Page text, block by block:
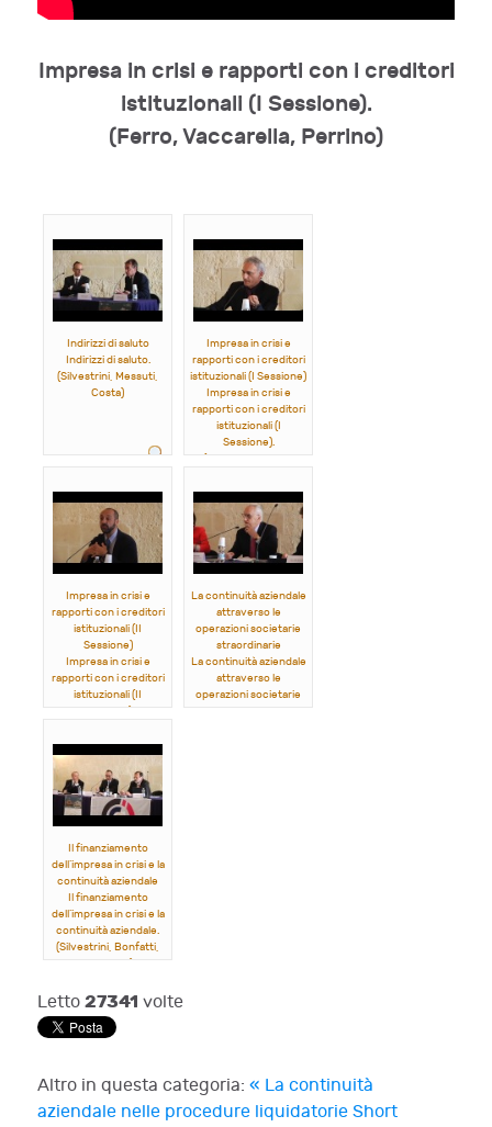
Impresa in crisi e rapporti con i creditori
istituzionali (I Sessione).
(Ferro, Vaccarella, Perrino)
Indirizzi di saluto
Indirizzi di saluto.
(Silvestrini, Messuti,
Costa)
Impresa in crisi e
rapporti con i creditori
istituzionali (I Sessione)
Impresa in crisi e
rapporti con i creditori
istituzionali (I
Sessione).
Impresa in crisi e
rapporti con i creditori
istituzionali (II
Sessione)
Impresa in crisi e
rapporti con i creditori
istituzionali (II
Aprile)
La continuità aziendale
attraverso le
operazioni societarie
straordinarie
La continuità aziendale
attraverso le
operazioni societarie
Il finanziamento
dell’impresa in crisi e la
continuità aziendale
Il finanziamento
dell’impresa in crisi e la
continuità aziendale.
(Silvestrini, Bonfatti,
Letto 27341 volte
Altro in questa categoria: « La continuità
aziendale nelle procedure liquidatorie Short